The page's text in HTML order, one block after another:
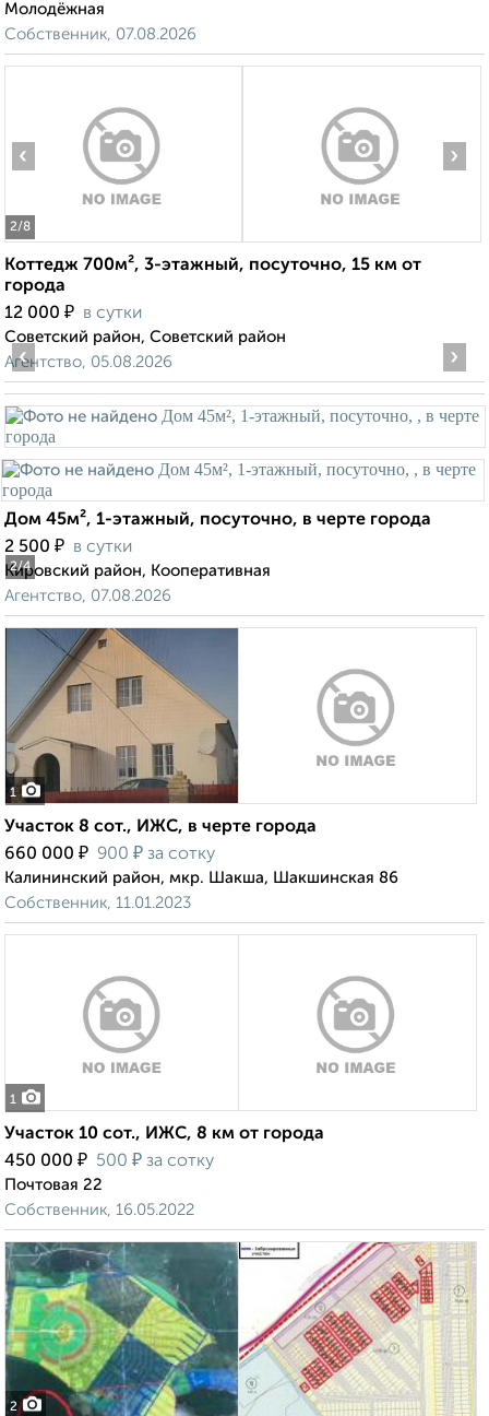
Молодёжная
Собственник, 07.08.2026
2/8
‹ ›
Коттедж 700м², 3-этажный, посуточно, 15 км от
города
12 000 ₽ в сутки
Советский район, Советский район
Агентство, 05.08.2026
2/4
‹ ›
Дом 45м², 1-этажный, посуточно, в черте города
2 500 ₽ в сутки
Кировский район, Кооперативная
Агентство, 07.08.2026
1
Участок 8 сот., ИЖС, в черте города
660 000 ₽ 900 ₽ за сотку
Калининский район, мкр. Шакша, Шакшинская 86
Собственник, 11.01.2023
1
Участок 10 сот., ИЖС, 8 км от города
450 000 ₽ 500 ₽ за сотку
Почтовая 22
Собственник, 16.05.2022
2